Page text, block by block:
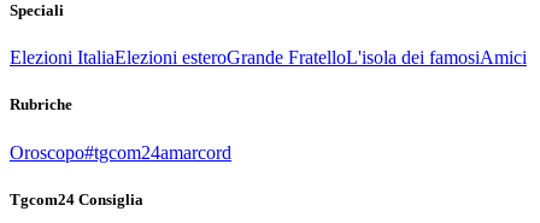
Speciali
Elezioni ItaliaElezioni esteroGrande FratelloL'isola dei famosiAmici
Rubriche
Oroscopo#tgcom24amarcord
Tgcom24 Consiglia